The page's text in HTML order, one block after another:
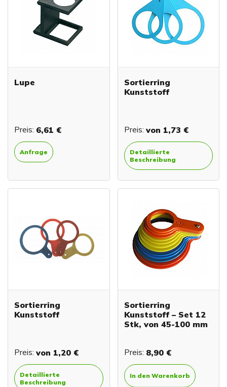
Lupe
Preis: 6,61 €
Anfrage
Sortierring
Kunststoff
Preis: von 1,73 €
Detaillierte
Beschreibung
Sortierring
Kunststoff
Preis: von 1,20 €
Detaillierte
Beschreibung
Sortierring
Kunststoff – Set 12
Stk, von 45-100 mm
Preis: 8,90 €
In den Warenkorb